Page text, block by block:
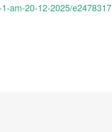
am-20-12-2025/e2478317